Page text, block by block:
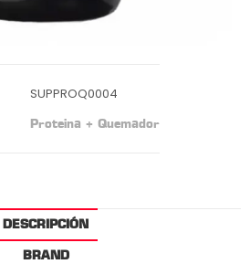
SUPPROQ0004
Proteina + Quemador
DESCRIPCIÓN
BRAND